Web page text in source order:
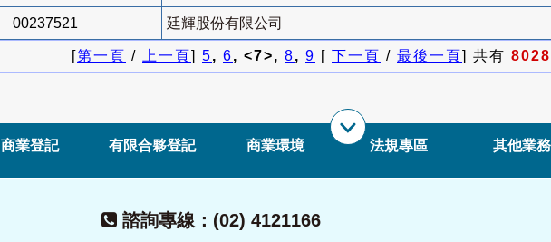
00237521 廷輝股份有限公司
[第一頁 / 上一頁] 5, 6, <7>, 8, 9 [ 下一頁 / 最後一頁] 共有 8028
商業登記 有限合夥登記 商業環境 法規專區 其他業務
諮詢專線：(02) 4121166